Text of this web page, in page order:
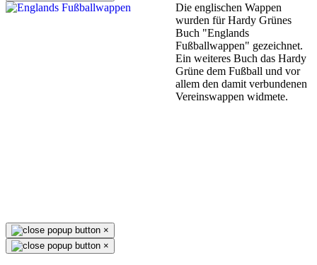
Die englischen Wappen
wurden für Hardy Grünes
Buch "Englands
Fußballwappen" gezeichnet.
Ein weiteres Buch das Hardy
Grüne dem Fußball und vor
allem den damit verbundenen
Vereinswappen widmete.
×
×